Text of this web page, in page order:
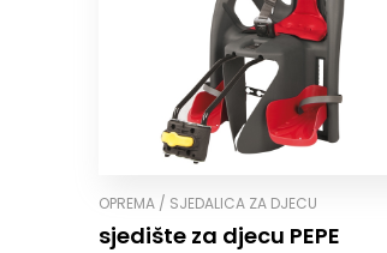
OPREMA / SJEDALICA ZA DJECU
sjedište za djecu PEPE